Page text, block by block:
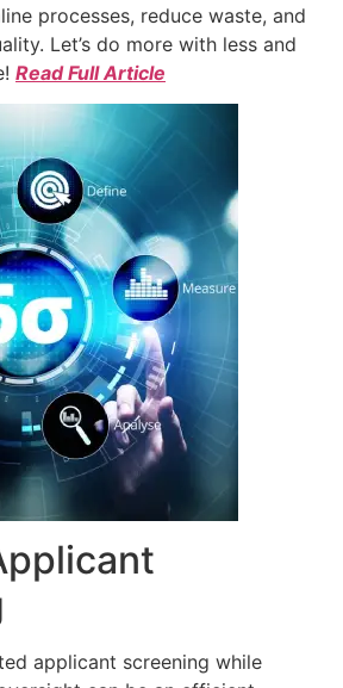
processes, reduce waste, and
Let’s do more with less and
Read Full Article
applicant screening while